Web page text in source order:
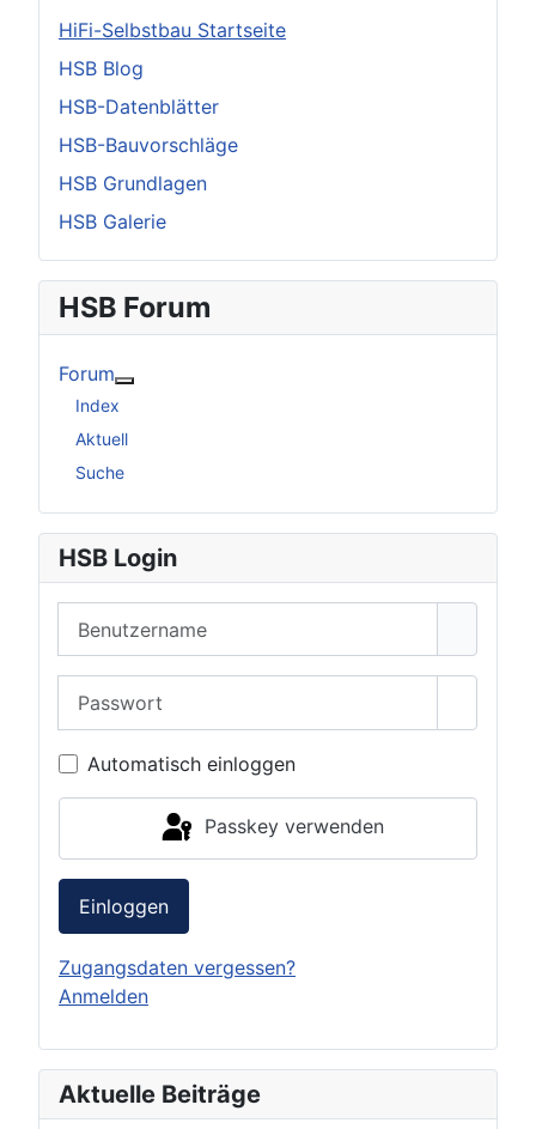
HiFi-Selbstbau Startseite
HSB Blog
HSB-Datenblätter
HSB-Bauvorschläge
HSB Grundlagen
HSB Galerie
HSB Forum
Forum
Index
Aktuell
Suche
HSB Login
Automatisch einloggen
Passkey verwenden
Einloggen
Zugangsdaten vergessen?
Anmelden
Aktuelle Beiträge